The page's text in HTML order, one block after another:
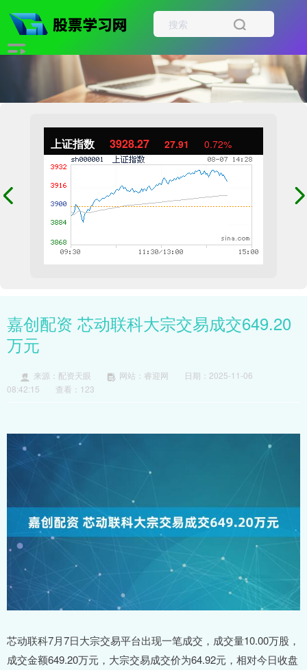
上证指数 3928.27 27.91 0.72%
嘉创配资 芯动联科大宗交易成交649.20
万元
来源：配资天眼 网站：睿迎网
日期：2025-11-06
08:42:15
查看：123
芯动联科7月7日大宗交易平台出现一笔成交，成交量10.00万股，
成交金额649.20万元，大宗交易成交价为64.92元，相对今日收盘